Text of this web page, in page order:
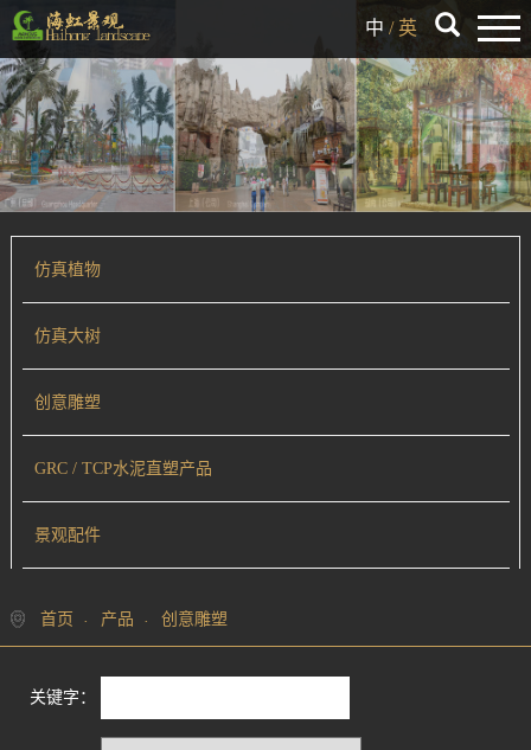
中 / 英
仿真植物
仿真大树
创意雕塑
GRC / TCP水泥直塑产品
景观配件
首页 产品 创意雕塑
关键字：